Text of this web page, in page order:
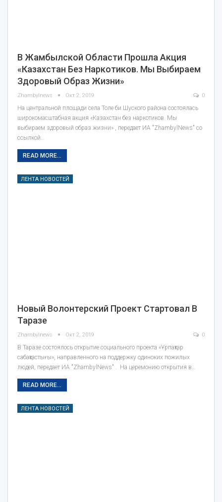
В Жамбылской Области Прошла Акция
«Казахстан Без Наркотиков. Мы Выбираем
Здоровый Образ Жизни»
Zhambylnews Окт 2, 2019 0
На центральной площади села Толе би Шуского района состоялась
широкомасштабная акция «Казахстан без наркотиков. Мы
выбираем здоровый образ жизни» , передает ИА "ZhambylNews" со
ссылкой…
READ MORE...
ЛЕНТА НОВОСТЕЙ
Новый Волонтерский Проект Стартовал В
Таразе
Zhambylnews Окт 2, 2019 0
В Таразе состоялось открытие социального проекта «Ұрпақтар
сабақтастығы», направленного на поддержку одиноких пожилых
людей, передает ИА "ZhambylNews" . На церемонию открытия в…
READ MORE...
ЛЕНТА НОВОСТЕЙ